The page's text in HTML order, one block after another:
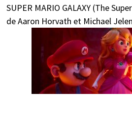
SUPER MARIO GALAXY (The
de Aaron Horvath et Michael